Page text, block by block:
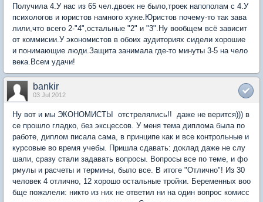
Получила 4.У нас из 65 чел.двоек не было,троек напополам с 4.У
психологов и юристов намного хуже.Юристов почему-то так зава
лили,что всего 2-"4",остальные "2" и "3".Ну вообщем всё зависит
от коммисии.У экономистов в обоих аудиториях сидели хорошие
и понимающие люди.Защита занимала где-то минуты 3-5 на чело
века.Всем удачи!
bankir
03 Jul 2012
Ну вот и мы ЭКОНОМИСТЫ отстрелялись!! даже не верится))) в
се прошло гладко, без эксцессов. У меня тема диплома была по
работе, диплом писала сама, в принципе как и все контрольные и
курсовые во время учебы. Пришла сдавать: доклад даже не слу
шали, сразу стали задавать вопросы. Вопросы все по теме, и фо
рмулы и расчеты и термины, было все. В итоге "Отлично"! Из 30
человек 4 отлично, 12 хорошо остальные тройки. Беременных воо
бще пожалели: никто из них не ответил ни на один вопрос комисс